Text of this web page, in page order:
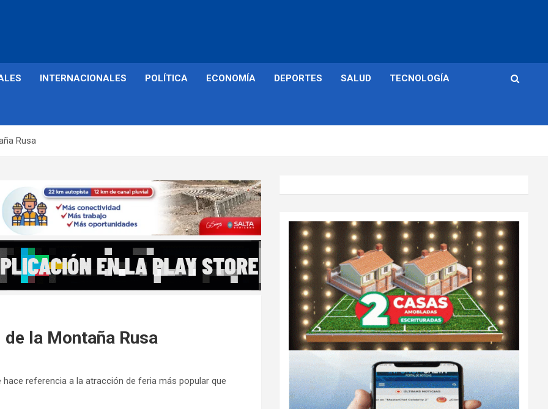
INTERNACIONALES POLÍTICA ECONOMÍA DEPORTES SALUD TECNOLOGÍA
Rusa
la Montaña Rusa
referencia a la atracción de feria más popular que